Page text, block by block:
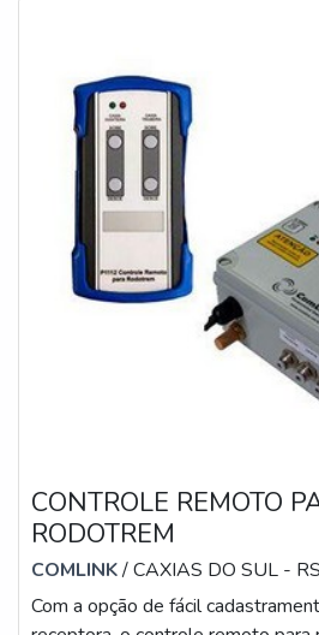
CONTROLE REMOTO
RODOTREM
COMLINK/ CAXIAS DO SUL - RS
Com a opção de fácil